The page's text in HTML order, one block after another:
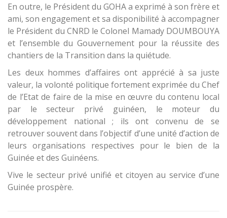
En outre, le Président du GOHA a exprimé à son frère et
ami, son engagement et sa disponibilité à accompagner
le Président du CNRD le Colonel Mamady DOUMBOUYA
et l’ensemble du Gouvernement pour la réussite des
chantiers de la Transition dans la quiétude.
Les deux hommes d’affaires ont apprécié à sa juste
valeur, la volonté politique fortement exprimée du Chef
de l’Etat de faire de la mise en œuvre du contenu local
par le secteur privé guinéen, le moteur du
développement national ; ils ont convenu de se
retrouver souvent dans l’objectif d’une unité d’action de
leurs organisations respectives pour le bien de la
Guinée et des Guinéens.
Vive le secteur privé unifié et citoyen au service d’une
Guinée prospère.